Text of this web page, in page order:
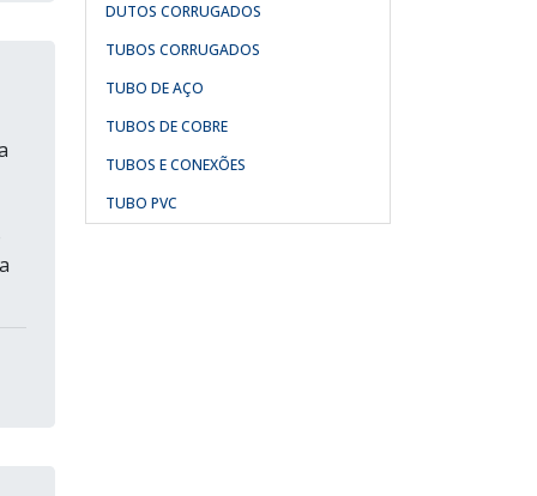
DUTOS CORRUGADOS
TUBOS CORRUGADOS
TUBO DE AÇO
TUBOS DE COBRE
TUBOS E CONEXÕES
TUBO PVC